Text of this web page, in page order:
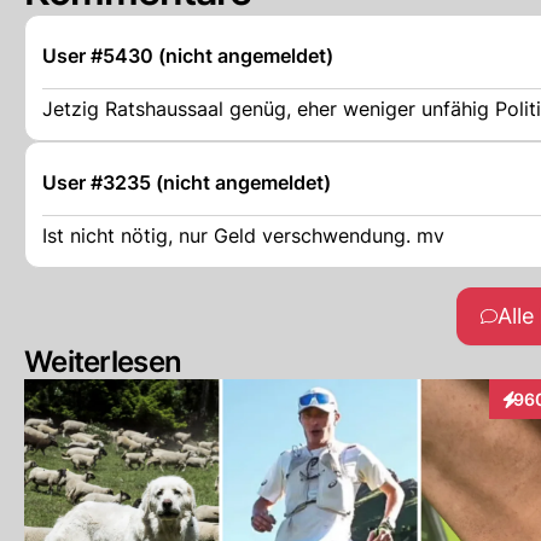
User #5430 (nicht angemeldet)
Jetzig Ratshaussaal genüg, eher weniger unfähig
User #3235 (nicht angemeldet)
Ist nicht nötig, nur Geld verschwendung. mv
Weiterlesen